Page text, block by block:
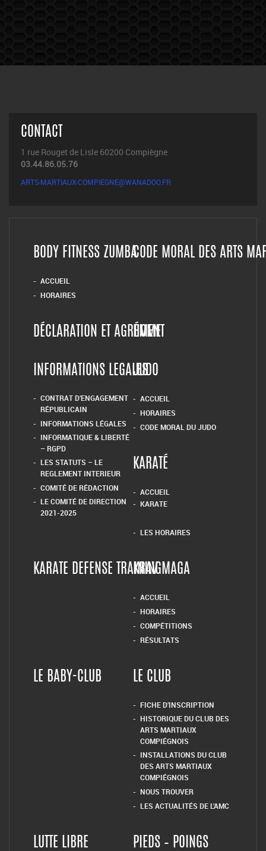
CONTACT
1 rue Rouget de Lisle 60200 Compiègne
03.44.86.05.76
ARTS-MARTIAUX-COMPIEGNE@WANADOO.FR
BODY FITNESS ZUMBA
ACCUEIL
HORAIRES
CODE MORAL DES ARTS
DÉCLARATION ET AGRÉMENT
HOME
INFORMATIONS LEGALES
CONTRAT D’ENGAGEMENT
RÉPUBLICAIN
INFORMATIONS LÉGALES
INFORMATIQUE & LIBERTÉ
– RGPD
LES STATUTS – LE
REGLEMENT INTERIEUR
COMITÉ DE RÉDACTION
LE COMITÉ DE DIRECTION
2021-2025
JUDO
ACCUEIL
HORAIRES
CODE MORAL DU JUDO
KARATÉ
ACCUEIL
KARATE
LES HORAIRES
KARATE DEFENSE TRAININGKRAV MAGA
ACCUEIL
HORAIRES
COMPÉTITIONS
RÉSULTATS
LE BABY-CLUB LE CLUB
FICHE D’INSCRIPTION
HISTORIQUE DU CLUB DES
ARTS MARTIAUX
COMPIÉGNOIS
INSTALLATIONS DU CLUB
DES ARTS MARTIAUX
COMPIÉGNOIS
NOUS TROUVER
LES ACTUALITÉS DE L’AMC
LUTTE LIBRE PIEDS – POINGS